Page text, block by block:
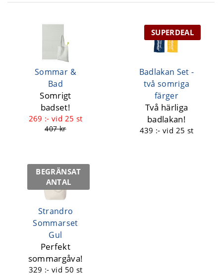
Sommar &
Bad
Somrigt
badset!
269 :-vid 25 st
407 kr
SUPERDEAL
Badlakan Set -
två somriga
färger
Två härliga
badlakan!
439 :-vid 25 st
BEGRÄNSAT
ANTAL
Strandro
Sommarset
Gul
Perfekt
sommargåva!
329 :-vid 50 st